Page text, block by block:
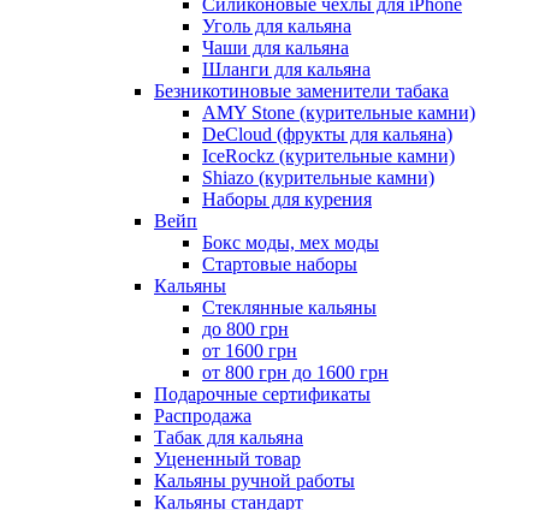
Силиконовые чехлы для iPhone
Уголь для кальяна
Чаши для кальяна
Шланги для кальяна
Безникотиновые заменители табака
AMY Stone (курительные камни)
DeCloud (фрукты для кальяна)
IceRockz (курительные камни)
Shiazo (курительные камни)
Наборы для курения
Вейп
Бокс моды, мех моды
Стартовые наборы
Кальяны
Стеклянные кальяны
до 800 грн
от 1600 грн
от 800 грн до 1600 грн
Подарочные сертификаты
Распродажа
Табак для кальяна
Уцененный товар
Кальяны ручной работы
Кальяны стандарт